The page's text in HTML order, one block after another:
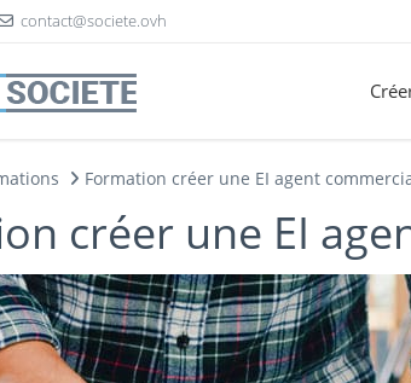
contact@societe.ovh
Formation créer une EI agent
créer une EI